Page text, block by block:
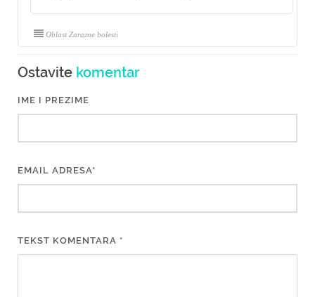
Oblast Zarazne bolesti
Ostavite komentar
IME I PREZIME
EMAIL ADRESA*
TEKST KOMENTARA *